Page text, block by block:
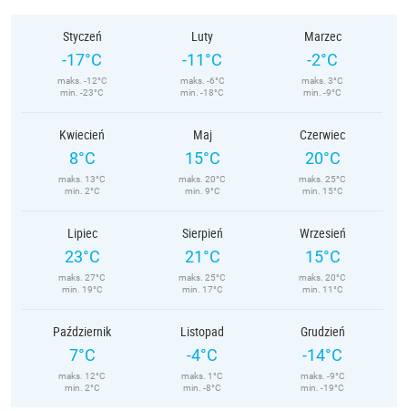
Styczeń
-17°C
maks. -12°C
min. -23°C
Luty
-11°C
maks. -6°C
min. -18°C
Marzec
-2°C
maks. 3°C
min. -9°C
Kwiecień
8°C
maks. 13°C
min. 2°C
Maj
15°C
maks. 20°C
min. 9°C
Czerwiec
20°C
maks. 25°C
min. 15°C
Lipiec
23°C
maks. 27°C
min. 19°C
Sierpień
21°C
maks. 25°C
min. 17°C
Wrzesień
15°C
maks. 20°C
min. 11°C
Październik
7°C
maks. 12°C
min. 2°C
Listopad
-4°C
maks. 1°C
min. -8°C
Grudzień
-14°C
maks. -9°C
min. -19°C